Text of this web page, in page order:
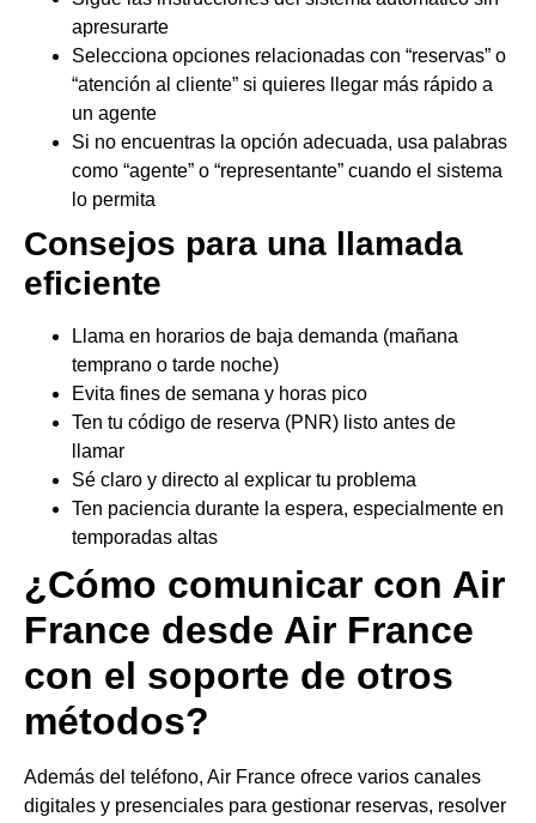
apresurarte
Selecciona opciones relacionadas con “reservas” o
“atención al cliente” si quieres llegar más rápido a
un agente
Si no encuentras la opción adecuada, usa palabras
como “agente” o “representante” cuando el sistema
lo permita
Consejos para una llamada
eficiente
Llama en horarios de baja demanda (mañana
temprano o tarde noche)
Evita fines de semana y horas pico
Ten tu código de reserva (PNR) listo antes de
llamar
Sé claro y directo al explicar tu problema
Ten paciencia durante la espera, especialmente en
temporadas altas
¿Cómo comunicar con Air
France desde Air France
con el soporte de otros
métodos?
Además del teléfono, Air France ofrece varios canales
digitales y presenciales para gestionar reservas, resolver